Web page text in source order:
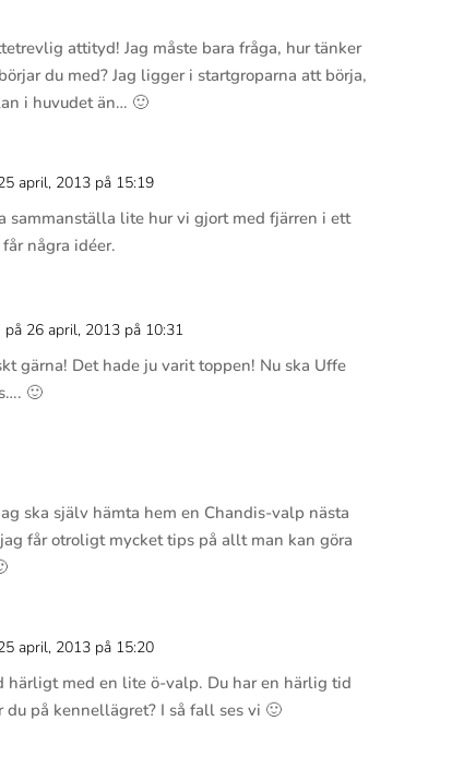
attityd! Jag måste bara fråga, hur tänker
du med? Jag ligger i startgroparna att börja,
i huvudet än… 🙂
april, 2013 på 15:19
sammanställa lite hur vi gjort med fjärren i ett
några idéer.
på 26 april, 2013 på 10:31
gärna! Det hade ju varit toppen! Nu ska Uffe
🙂
ska själv hämta hem en Chandis-valp nästa
får otroligt mycket tips på allt man kan göra
april, 2013 på 15:20
härligt med en lite ö-valp. Du har en härlig tid
du på kennellägret? I så fall ses vi 🙂